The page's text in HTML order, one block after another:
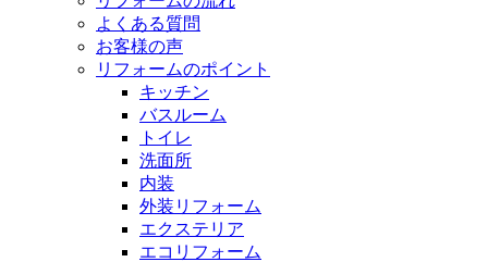
よくある質問
お客様の声
リフォームのポイント
キッチン
バスルーム
トイレ
洗面所
内装
外装リフォーム
エクステリア
エコリフォーム